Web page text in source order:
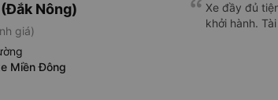
Nông)
giá)
Miền Đông
Xe đầy đủ
khởi hành.